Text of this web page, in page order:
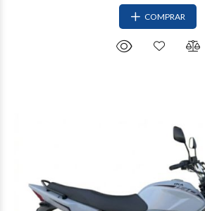
COMPRAR